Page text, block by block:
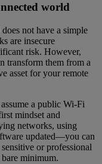
world
not have a simple
are insecure
risk. However,
transform them from a
asset for your remote
a public Wi-Fi
mindset and
networks, using
updated—you can
or professional
minimum.